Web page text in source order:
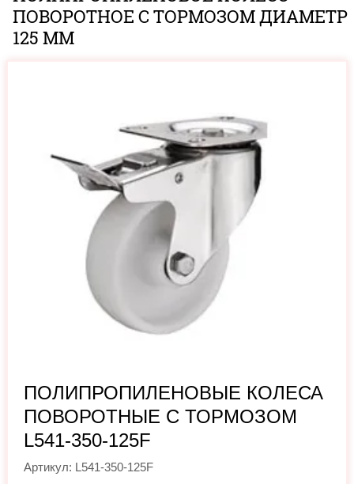
ПОВОРОТНОЕ С ТОРМОЗОМ ДИАМЕТР
125 ММ
ПОЛИПРОПИЛЕНОВЫЕ КОЛЕСА
ПОВОРОТНЫЕ С ТОРМОЗОМ
L541-350-125F
Артикул: L541-350-125F